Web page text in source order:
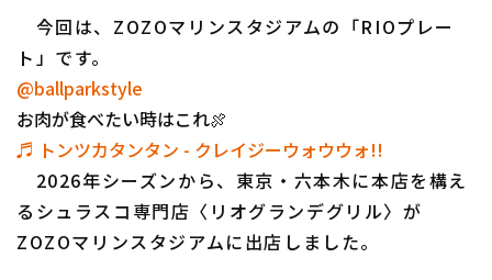
千葉ロッテマリーンズ
オリックス・バファローズ
福岡ソフトバンクホークス
設定
今回は、ZOZOマリンスタジアムの「RIOプレー
ト」です。
@ballparkstyle
お肉が食べたい時はこれ🍖
♬ トンツカタンタン - クレイジーウォウウォ!!
2026年シーズンから、東京・六本木に本店を構え
るシュラスコ専門店〈リオグランデグリル〉が
ZOZOマリンスタジアムに出店しました。